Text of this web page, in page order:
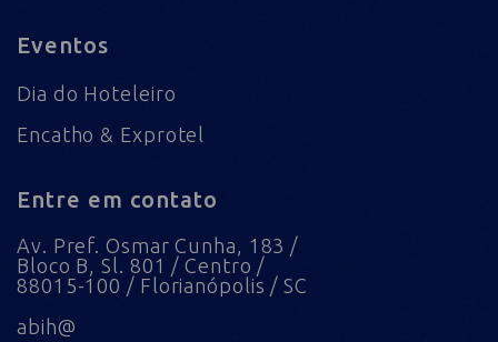
Eventos
Dia do Hoteleiro
Encatho & Exprotel
Entre em contato
Av. Pref. Osmar Cunha, 183 /
Bloco B, Sl. 801 / Centro /
88015-100 / Florianópolis / SC
abih@